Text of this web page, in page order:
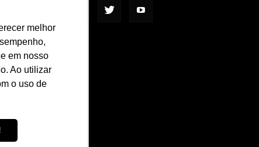
melhor
em nosso
Ao utilizar
o uso de